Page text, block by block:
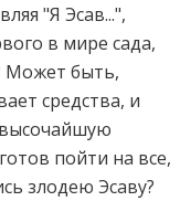
"Я Эсав...",
в мире сада,
Может быть,
средства, и
пойти на все,
злодею Эсаву?